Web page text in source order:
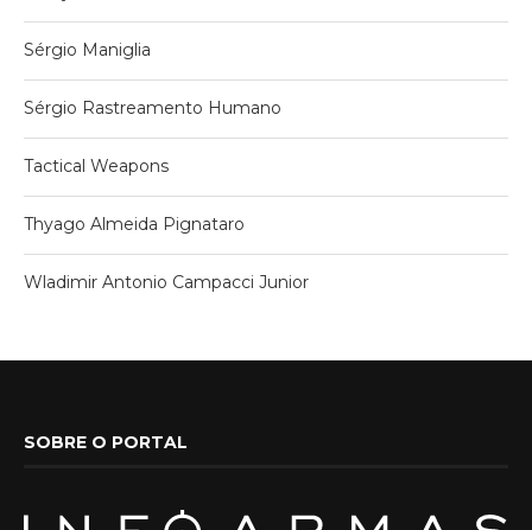
Sérgio Maniglia
Sérgio Rastreamento Humano
Tactical Weapons
Thyago Almeida Pignataro
Wladimir Antonio Campacci Junior
SOBRE O PORTAL